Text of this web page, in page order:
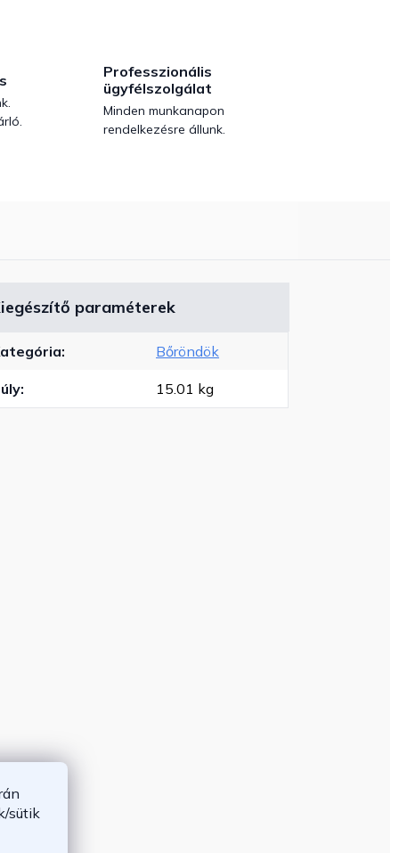
sütik
Professzionális
ügyfélszolgálat
Minden munkanapon
rendelkezésre állunk.
paraméterek
: Bőröndök
: 15.01 kg